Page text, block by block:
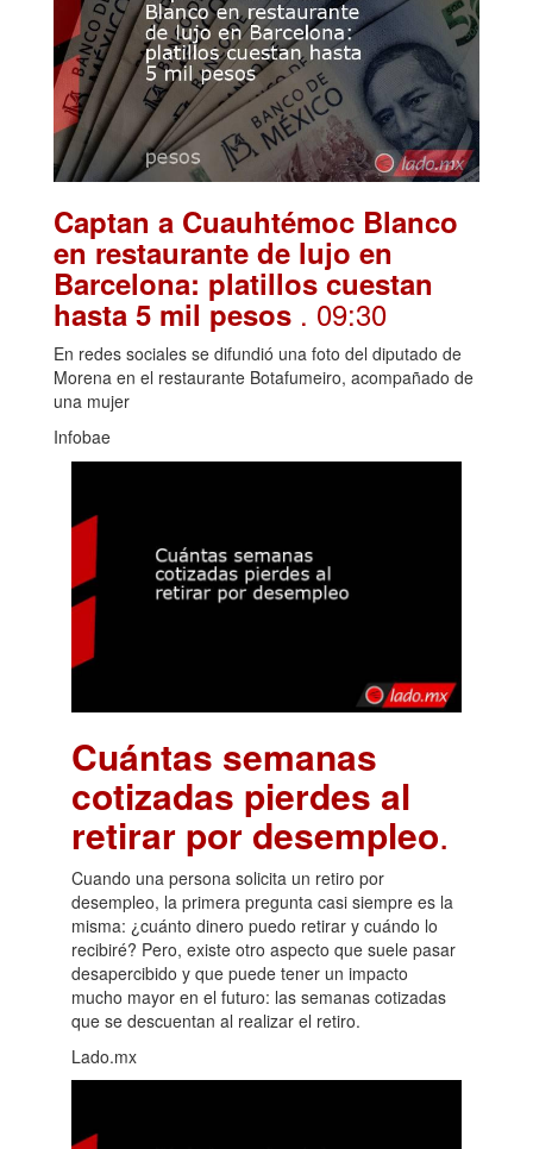
Captan a Cuauhtémoc Blanco
en restaurante de lujo en
Barcelona: platillos cuestan
hasta 5 mil pesos . 09:30
En redes sociales se difundió una foto del diputado de
Morena en el restaurante Botafumeiro, acompañado de
una mujer
Infobae
Cuántas semanas
cotizadas pierdes al
retirar por desempleo.
Cuando una persona solicita un retiro por
desempleo, la primera pregunta casi siempre es la
misma: ¿cuánto dinero puedo retirar y cuándo lo
recibiré? Pero, existe otro aspecto que suele pasar
desapercibido y que puede tener un impacto
mucho mayor en el futuro: las semanas cotizadas
que se descuentan al realizar el retiro.
Lado.mx